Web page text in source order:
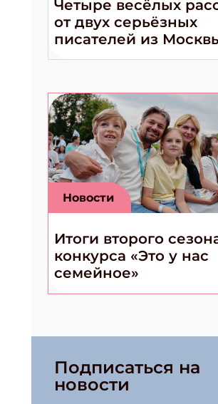
Четыре весёлых
от двух серьёзных
писателей из
Новости
Итоги второго
конкурса «Это у нас
семейное»
Подписаться на
новости